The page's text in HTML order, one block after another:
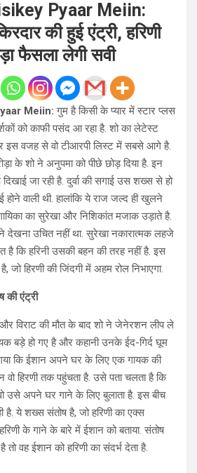
Pyaar Meiin:
की हुई एंट्री, हरिणी
फैसला लेगी सवी
Meiin: गुम है किसी के प्यार में स्टार प्लस
को काफी पसंद आ रहा है. शो का लेटेस्ट
इस वजह से वो टीआरपी लिस्ट में सबसे आगे है.
के शो ने अनुपमा को पीछे छोड़ दिया है. इन
दिखाई जा रही है. दुर्वा की सगाई उस शख्स से हो
होने वाली थी. हालांकि ये राज जल्द ही खुलने
का सुरेखा और निशिकांत मजाक उड़ाते है.
देखना उचित नहीं था. सुरेखा नकारात्मक लहजे
है कि हरिनी उसकी बहन की तरह नहीं है. इस
जो हिरणी की जिंदगी में अहम रोल निभाएगा.
की एंट्री
विराट की मौत के बाद शो ने जेनेरशन लीप ले
बड़े हो गए है और कहानी उनके ईद-गिर्द घूम
गया कि ईशान अपने घर के लिए एक गायक की
वो हिरणी तक पहुंचता है. उसे पता चलता है कि
उसे अपने घर गाने के लिए बुलाता है. इस बीच
है. ये शख्स संतोष है, जो हरिणी का एक्स
के गाने के बारे में ईशान को बताया. संतोष
तो वह ईशान को हरिणी का संदर्भ देता है.